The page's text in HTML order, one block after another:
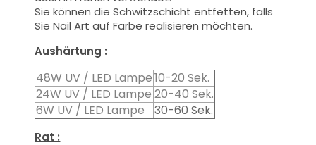
Sie können dieSchwitzschicht entfetten, falls
Sie Nail Art auf Farbe realisieren möchten.
Aushärtung :
48W UV / LED Lampe10-20 Sek.
24W UV / LED Lampe 20-40 Sek.
6W UV / LED Lampe
30-60 Sek.
Rat :